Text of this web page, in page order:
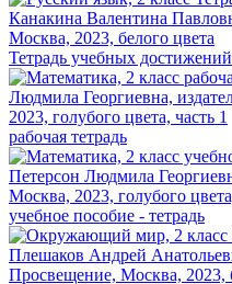
Тетрадь учебных достижений
рабочая тетрадь
учебное пособие - тетрадь